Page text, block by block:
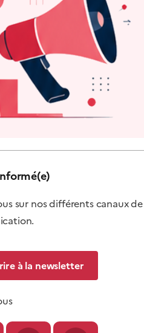
sur nos différents canaux de
à la newsletter